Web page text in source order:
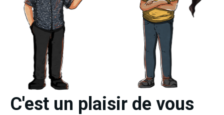
C'est un plaisir de vous